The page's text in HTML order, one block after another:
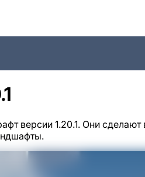
версии 1.20.1. Они